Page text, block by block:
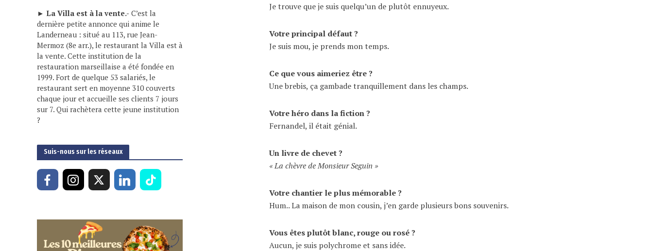
► La Villa est à la vente.- C’est la
dernière petite annonce qui anime le
Landerneau : situé au 113, rue Jean-
Mermoz (8e arr.), le restaurant la Villa est à
la vente. Cette institution de la
restauration marseillaise a été fondée en
1999. Fort de quelque 53 salariés, le
restaurant sert en moyenne 310 couverts
chaque jour et accueille ses clients 7 jours
sur 7. Qui rachètera cette jeune institution
?
Suis-nous sur les réseaux
Je trouve que je suis quelqu’un de plutôt ennuyeux.
Votre principal défaut ?
Je suis mou, je prends mon temps.
Ce que vous aimeriez être ?
Une brebis, ça gambade tranquillement dans les champs.
Votre héro dans la fiction ?
Fernandel, il était génial.
Un livre de chevet ?
« La chèvre de Monsieur Seguin »
Votre chantier le plus mémorable ?
Hum.. La maison de mon cousin, j’en garde plusieurs bons souvenirs.
Vous êtes plutôt blanc, rouge ou rosé ?
Aucun, je suis polychrome et sans idée.